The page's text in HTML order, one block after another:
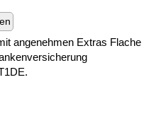
angenehmen Extras Flache